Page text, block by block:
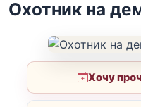
Охотник на
Хочу